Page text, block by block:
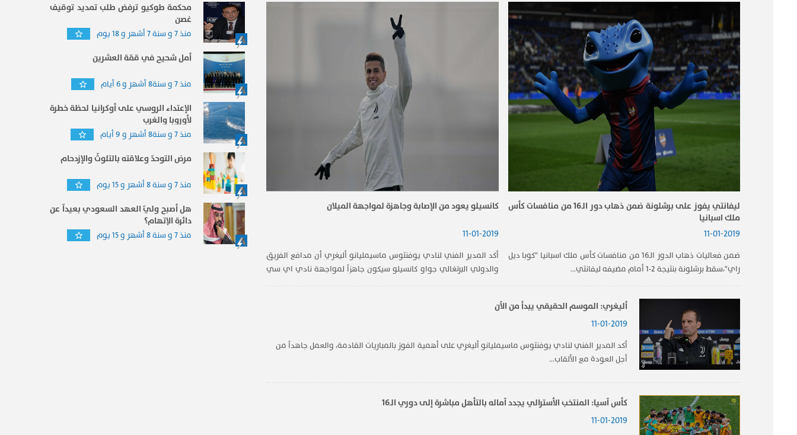
ليفانتي يفوز على برشلونة ضمن ذهاب دور الـ16 من منافسات ​كأس
ملك اسبانيا
11-01-2019
ضمن فعاليات ذهاب الدور الـ16 من منافسات ​كأس ملك اسبانيا​ "كوبا ديل
راي"،سقط ​برشلونة​ بنتيجة 2-1 أمام مضيفه ​ليفانتي​...
كانسيلو يعود من الإصابة وجاهزة لمواجهة الميلان
11-01-2019
أكد المدير الفني لنادي يوفنتوس ماسيمليانو أليغري أن مدافع الفريق
والدولي البرتغالي جواو كانسيلو سيكون جاهزاً لمواجهة نادي اي سي
أليغري: الموسم الحقيقي يبدأ من الآن
11-01-2019
أكد المدير الفني لنادي يوفنتوس ماسيمليانو أليغري على أهمية الفوز بالمباريات القادمة، والعمل جاهداً من
أجل العودة مع الألقاب...
كأس آسيا: المنتخب الأسترالي يجدد آماله بالتأهل مباشرة إلى دوري الـ16
11-01-2019
محكمة طوكيو ترفض طلب تمديد توقيف
غصن
منذ 7 و سنة 7 أشهر و 18 يوم
أمل شحيح في قمّة العشرين
منذ 7 و سنة8 أشهر و 6 أيام
الإعتداء الروسي على أوكرانيا لحظة خطرة
لأوروبا والغرب
منذ 7 و سنة8 أشهر و 9 أيام
مرض التوحدّ وعلاقته بالتلوثّ والإزدحام
منذ 7 و سنة 8 أشهر و 15 يوم
هل أصبح وليّ العهد السعودي بعيداّ عن
دائرة الإتهام؟
منذ 7 و سنة 8 أشهر و 15 يوم